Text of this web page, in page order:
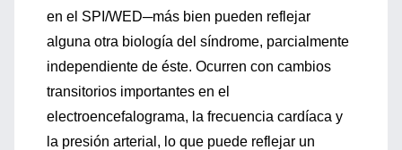
en el SPI/WED─más bien pueden reflejar
alguna otra biología del síndrome, parcialmente
independiente de éste. Ocurren con cambios
transitorios importantes en el
electroencefalograma, la frecuencia cardíaca y
la presión arterial, lo que puede reflejar un